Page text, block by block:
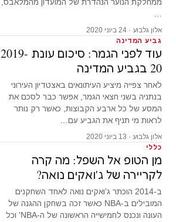
ממחלקת הנוער הנהדרת של המועדון מהמלאבס,
…
אלון גלבוע · 24 ביוני 2020
גביע המדינה
עוד לפני הגמר: סיכום עונת 2019-
20 בגביע המדינה
לאחר צפייה מיציע העיתונאים באצטדיון העירוני
בנתניה בשני חצאי הגמר, אפשר כבר לסכם את
המסע של כל ארבע הקבוצות, כאשר רק נותר
לראות מי תניף את הגביע עם…
אלון גלבוע · 13 ביוני 2020
כללי
מן הטופ אל השפל: מה קרה
לקריירה של ג'ואקים נואה?
ב-2014 הוכתר ג'ואקים נואה לאחד השחקנים
המובילים ב-NBA כאשר זכה בשחקן ההגנה של
העונה ונכנס לחמישייה הראשונה של ה-NBA' וכל